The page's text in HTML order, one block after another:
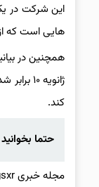
هایی است که
همچنین در
کند.
حتما
مجله خبری gsxr